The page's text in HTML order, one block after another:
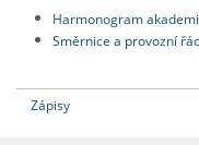
Harmonogram
Směrnice a provozní
Zápisy